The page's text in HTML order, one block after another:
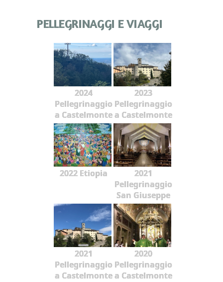
PELLEGRINAGGI E VIAGGI
2024
Pellegrinaggio
a Castelmonte
2023
Pellegrinaggio
a Castelmonte
2022 Etiopia
2021
Pellegrinaggio
San Giuseppe
2021
Pellegrinaggio
a Castelmonte
2020
Pellegrinaggio
a Castelmonte